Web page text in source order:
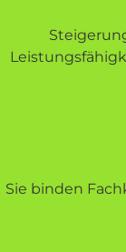
Sie binden